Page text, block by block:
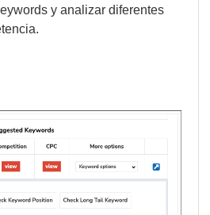
y analizar diferentes